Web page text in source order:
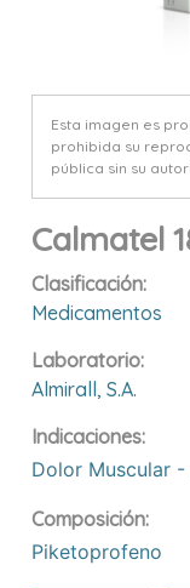
Esta imagen es
prohibida su
pública sin su
Calmatel
Clasificación:
Medicamentos
Laboratorio:
Almirall, S.a.
Indicaciones:
Dolor Muscular
Composición:
Piketoprofeno